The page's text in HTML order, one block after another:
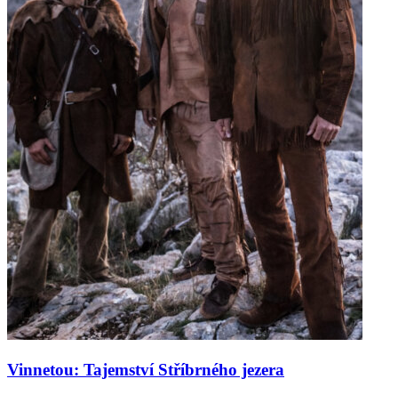
Vinnetou: Tajemství Stříbrného jezera